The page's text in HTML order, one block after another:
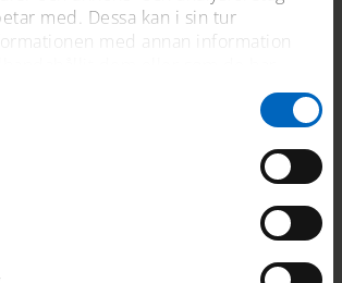
med. Dessa kan i sin tur
med annan information
har använt deras tjänster. För mer
flykt över Öresund
Gästbloggare